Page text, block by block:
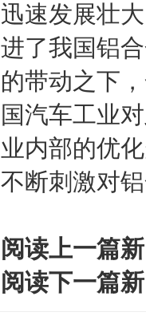
迅速发展壮
进了我国铝
的带动之下
国汽车工业
业内部的优
不断刺激对
阅读上一篇
阅读下一篇